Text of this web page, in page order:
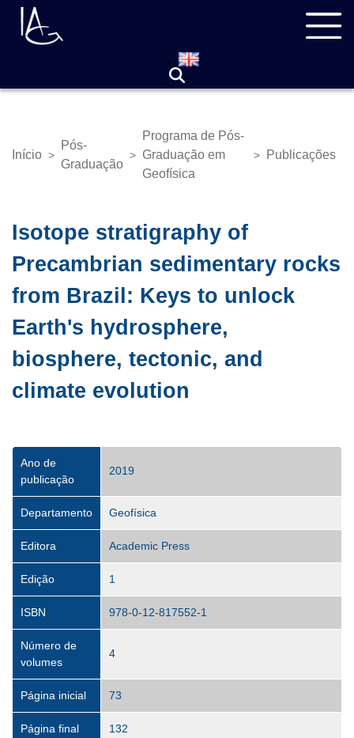
Pular
para
Trilha
Início >
Pós-
Graduação
>
Programa de Pós-
Graduação em
Geofísica
> Publicações
Isotope stratigraphy of
Precambrian sedimentary rocks
from Brazil: Keys to unlock
Earth's hydrosphere,
biosphere, tectonic, and
climate evolution
Ano de
publicação
2019
Departamento Geofísica
Editora Academic Press
Edição 1
ISBN 978-0-12-817552-1
Número de
volumes
4
Página inicial 73
Página final 132